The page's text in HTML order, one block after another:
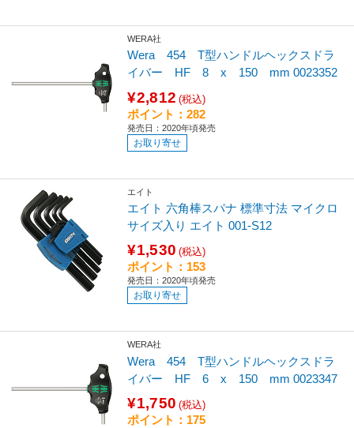
WERA社
Wera 454 T型ハンドルヘックスドラ
イバー HF 8 x 150 mm 0023352
¥2,812 (税込)
ポイント：282
発売日：2020年頃発売
お取り寄せ
エイト
エイト 六角棒スパナ 標準寸法 マイクロ
サイズ入り エイト 001-S12
¥1,530 (税込)
ポイント：153
発売日：2020年頃発売
お取り寄せ
WERA社
Wera 454 T型ハンドルヘックスドラ
イバー HF 6 x 150 mm 0023347
¥1,750 (税込)
ポイント：175